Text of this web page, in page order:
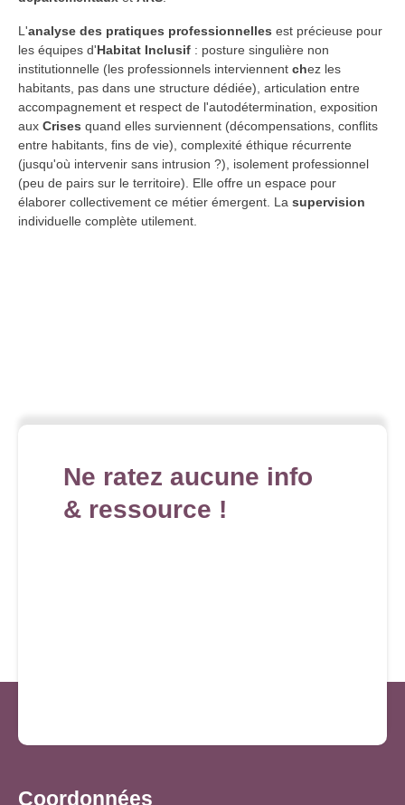
L'analyse des pratiques professionnelles est précieuse pour
les équipes d'Habitat Inclusif : posture singulière non
institutionnelle (les professionnels interviennent chez les
habitants, pas dans une structure dédiée), articulation entre
accompagnement et respect de l'autodétermination, exposition
aux Crises quand elles surviennent (décompensations, conflits
entre habitants, fins de vie), complexité éthique récurrente
(jusqu'où intervenir sans intrusion ?), isolement professionnel
(peu de pairs sur le territoire). Elle offre un espace pour
élaborer collectivement ce métier émergent. La supervision
individuelle complète utilement.
Ne ratez aucune info
& ressource !
Coordonnées